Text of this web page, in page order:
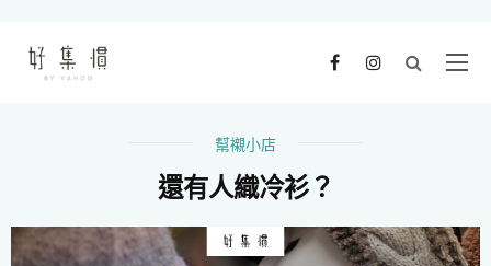
幫襯小店
還有人織冷衫？